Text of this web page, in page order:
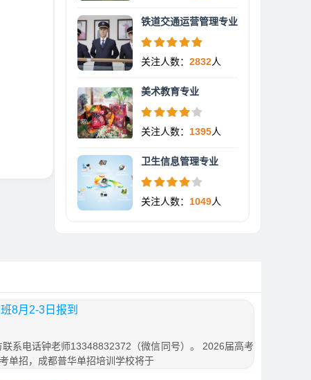
铁道交通运营管理专业
关注人数： 2832人
美术教育专业
关注人数： 1395人
卫生信息管理专业
关注人数： 1049人
8月2-3日报到
系电话钟老师13348832372（微信同号）。 2026届高考
单招，成都普华单招培训学校将于